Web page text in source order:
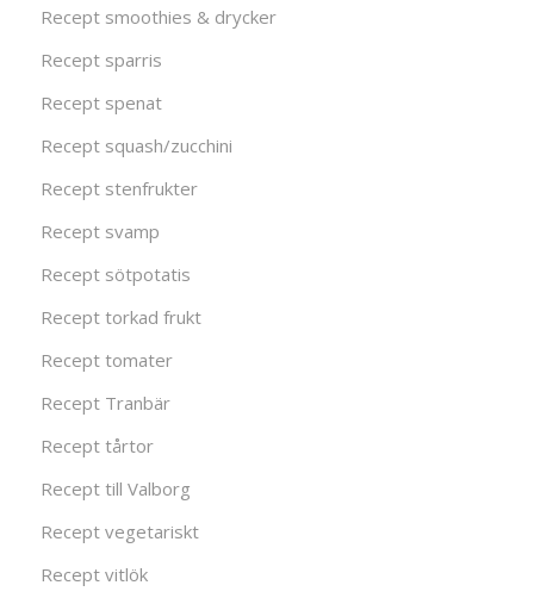
Recept smoothies & drycker
Recept sparris
Recept spenat
Recept squash/zucchini
Recept stenfrukter
Recept svamp
Recept sötpotatis
Recept torkad frukt
Recept tomater
Recept Tranbär
Recept tårtor
Recept till Valborg
Recept vegetariskt
Recept vitlök